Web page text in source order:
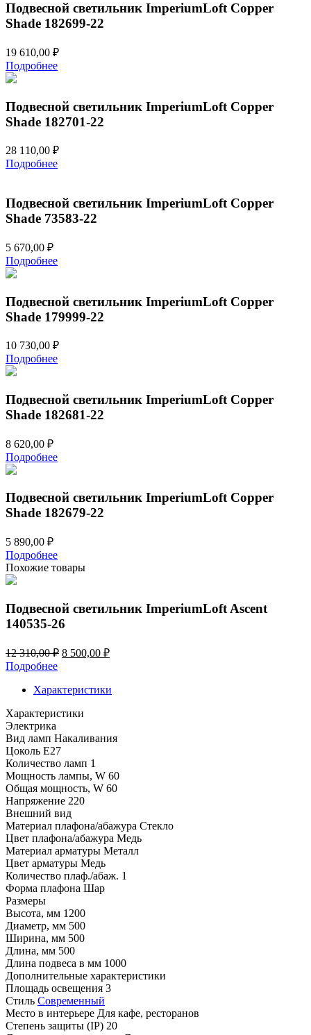
Подвесной светильник ImperiumLoft Copper
Shade 182699-22
19 610,00 ₽
Подробнее
Подвесной светильник ImperiumLoft Copper
Shade 182701-22
28 110,00 ₽
Подробнее
Подвесной светильник ImperiumLoft Copper
Shade 73583-22
5 670,00 ₽
Подробнее
Подвесной светильник ImperiumLoft Copper
Shade 179999-22
10 730,00 ₽
Подробнее
Подвесной светильник ImperiumLoft Copper
Shade 182681-22
8 620,00 ₽
Подробнее
Подвесной светильник ImperiumLoft Copper
Shade 182679-22
5 890,00 ₽
Подробнее
Похожие товары
Подвесной светильник ImperiumLoft Ascent
140535-26
12 310,00₽ Первоначальная
12
8 500,00 ₽Текущая
500,00 ₽.
Подробнее
Характеристики
Характеристики
Электрика
Вид ламп Накаливания
Цоколь E27
Количество ламп 1
Мощность лампы, W 60
Общая мощность, W 60
Напряжение 220
Внешний вид
Материал плафона/абажура Стекло
Цвет плафона/абажура Медь
Материал арматуры Металл
Цвет арматуры Медь
Количество плаф./абаж. 1
Форма плафона Шар
Размеры
Высота, мм 1200
Диаметр, мм 500
Ширина, мм 500
Длина, мм 500
Длина подвеса в мм 1000
Дополнительные характеристики
Площадь освещения 3
Стиль Современный
Место в интерьере Для кафе, ресторанов
Степень защиты (IP) 20